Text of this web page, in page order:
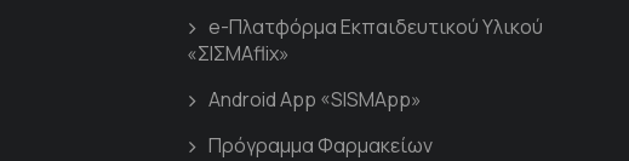
e-Πλατφόρμα Εκπαιδευτικού Υλικού
«ΣΙΣΜΑflix»
Android App «SISMApp»
Πρόγραμμα Φαρμακείων